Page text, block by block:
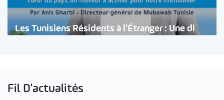
Les Tunisiens Résidents à l’Étranger : Une di
Fil D'actualités